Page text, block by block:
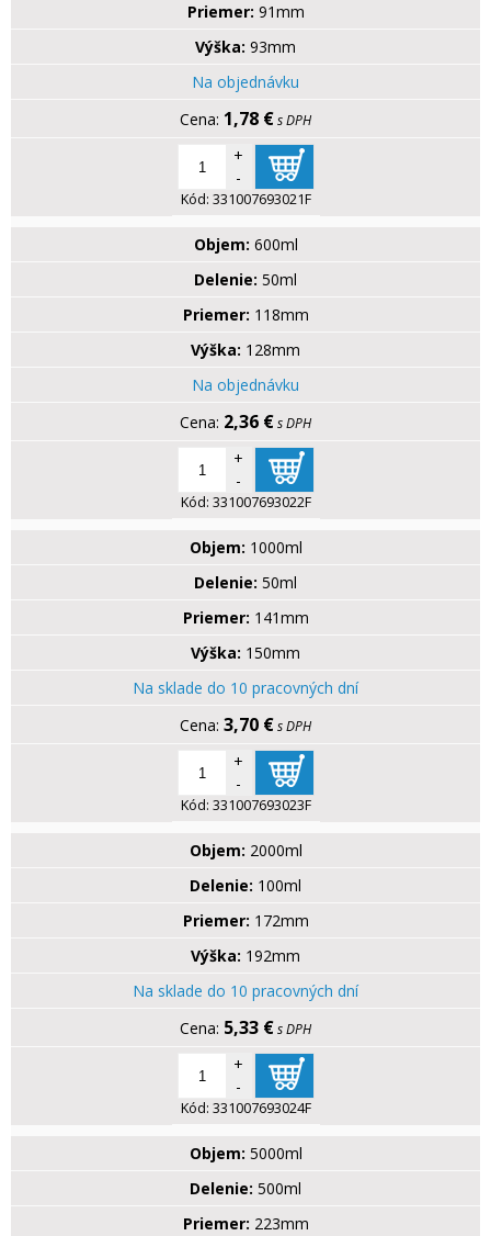
Priemer: 91mm
Výška: 93mm
Na objednávku
1,78 €s DPH
+
-
Kód: 331007693021F
Objem: 600ml
Delenie: 50ml
Priemer: 118mm
Výška: 128mm
Na objednávku
2,36 €s DPH
+
-
Kód: 331007693022F
Objem: 1000ml
Delenie: 50ml
Priemer: 141mm
Výška: 150mm
Na sklade do 10 pracovných dní
3,70 €s DPH
+
-
Kód: 331007693023F
Objem: 2000ml
Delenie: 100ml
Priemer: 172mm
Výška: 192mm
Na sklade do 10 pracovných dní
5,33 €s DPH
+
-
Kód: 331007693024F
Objem: 5000ml
Delenie: 500ml
Priemer: 223mm